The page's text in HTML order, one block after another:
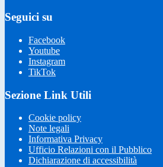
Seguici su
Facebook
Youtube
Instagram
TikTok
Sezione Link Utili
Cookie policy
Note legali
Informativa Privacy
Ufficio Relazioni con il Pubblico
Dichiarazione di accessibilità